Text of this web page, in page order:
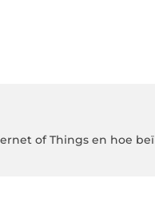
of Things en hoe